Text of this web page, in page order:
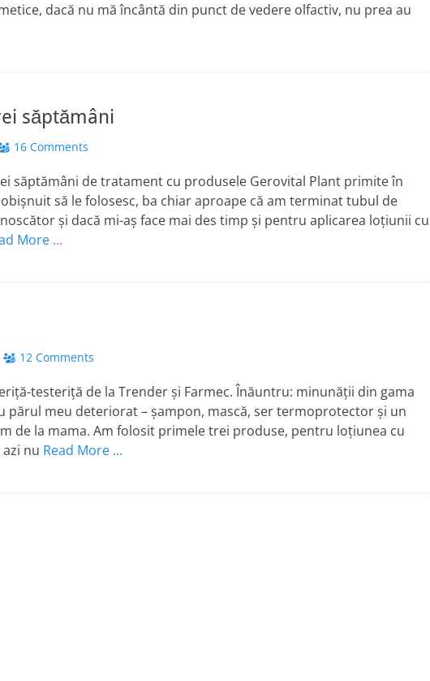
dacă nu mă încântă din punct de vedere olfactiv, nu prea au
săptămâni
16 Comments
săptămâni de tratament cu produsele Gerovital Plant primite în
să le folosesc, ba chiar aproape că am terminat tubul de
și dacă mi-aș face mai des timp și pentru aplicarea loțiunii cu
More …
12 Comments
testeriță de la Trender și Farmec. Înăuntru: minunății din gama
părul meu deteriorat – șampon, mască, ser termoprotector și un
de la mama. Am folosit primele trei produse, pentru loțiunea cu
nu Read More …